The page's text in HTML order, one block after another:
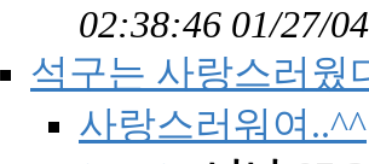
02:38:46 01/27/04
석구는 사랑스러웠
사랑스러워여..^^